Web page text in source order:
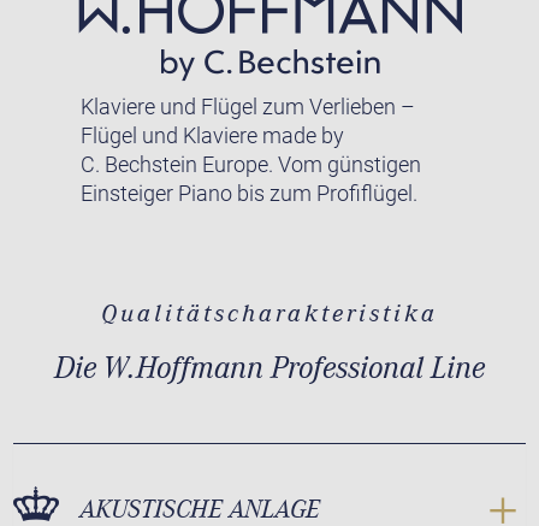
Klaviere und Flügel zum Verlieben –
Flügel und Klaviere made by
C. Bechstein Europe. Vom günstigen
Einsteiger Piano bis zum Profiflügel.
Qualitätscharakteristika
Die W.Hoffmann Professional Line
AKUSTISCHE ANLAGE